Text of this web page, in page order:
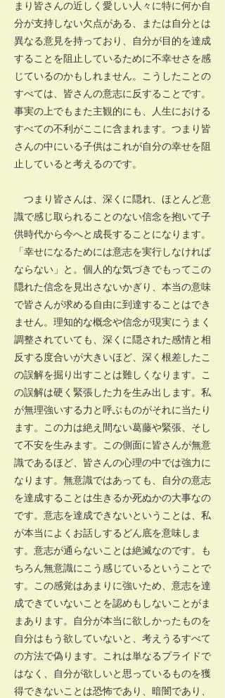
まり皆さんの近しく愛しい人々に特に何か自
分が支持しない欠点がある、または自分とは
異なる意見を持っており、自分が目的を達成
することを阻止しているために不幸せさを感
じているのかもしれません。こうしたことの
すべては、皆さんの意志に反することです。
事実の上でもまた主観的にも、人生における
すべての不利がここに含まれます。つまり皆
さんの中にいる子供はこれが自分の幸せを阻
止していると考えるのです。
つまり皆さんは、深くに隠れ、ほとんど意
識で感じ取られることのない信念を抱いて子
供時代から今へと成長することになります。
「幸せになるためには意志を実行しなければ
ならない」と。個人的な気づきでもってこの
隠れた信念を見出さないかぎり、本当の意味
で皆さんが求める自由に到達することはでき
ません。理知的な概念や信念が現実にうまく
調整されていても、深くに隠された感情と相
反する度合いが大きいほど、深く根差したこ
の誤解を掘り出すことは難しくなります。こ
の誤解は硬く緊張した力を生み出します。私
が無理強いする力と呼ぶものがそれに当たり
ます。この力は絶え間ない葛藤や緊張、そし
て不安を生みます。この側面に皆さんが無意
識であるほど、皆さんの心理の中では強力に
なります。無意識ではあっても、自分の意志
を達成することは生きるか死ぬかの大事なの
です。意志を達成できないということは、私
が本当によくお話しするどん底を意味しま
す。意志が通らないことは絶滅なのです。も
ちろん無意識にこう感じているということで
す。この感覚はあまりに強いため、意志を達
成できていないことを認めもしないことがま
まあります。自分が本当に欲しかったものを
自分はもう欲していないと、考えうるすべて
の方法で偽ります。これは単なるプライドで
はなく、自分が欲しいと思っているものを獲
得できないことは恐怖であり、暗闇であり、